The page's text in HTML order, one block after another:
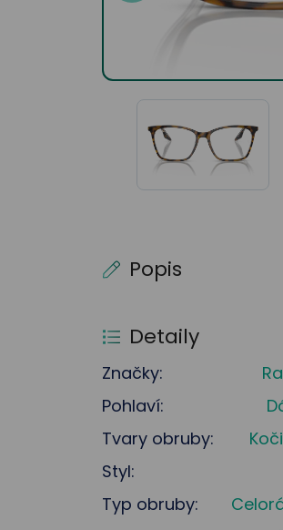
Popis
Detaily
Značky:
Pohlaví:
Tvary obruby:
Styl:
Typ obruby: